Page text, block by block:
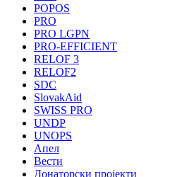
POPOS
PRO
PRO LGPN
PRO-EFFICIENT
RELOF 3
RELOF2
SDC
SlovakAid
SWISS PRO
UNDP
UNOPS
Апел
Вести
Донаторски пројекти